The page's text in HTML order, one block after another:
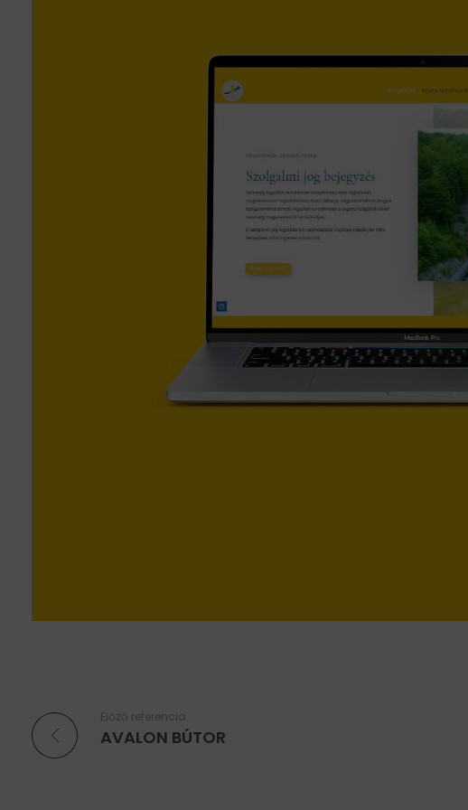
Előző referencia
AVALON BÚTOR